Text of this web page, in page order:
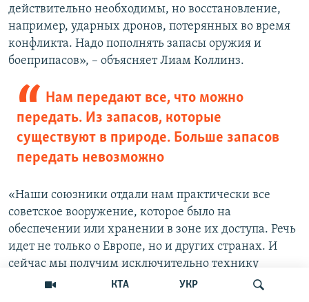
КТА УКР
действительно необходимы, но восстановление,
например, ударных дронов, потерянных во время
конфликта. Надо пополнять запасы оружия и
боеприпасов», – объясняет Лиам Коллинз.
Нам передают все, что можно
передать. Из запасов, которые
существуют в природе. Больше запасов
передать невозможно
«Наши союзники отдали нам практически все
советское вооружение, которое было на
обеспечении или хранении в зоне их доступа. Речь
идет не только о Европе, но и других странах. И
сейчас мы получим исключительно технику
западных образцов. Безусловно, с точки зрения